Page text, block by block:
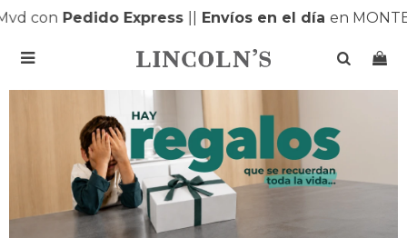
conPedido Express||Envíos en el díaen
